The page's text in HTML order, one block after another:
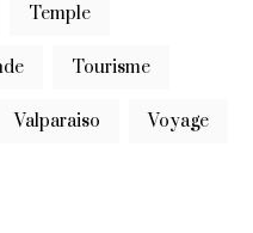
Temple
Tourisme
Valparaiso Voyage